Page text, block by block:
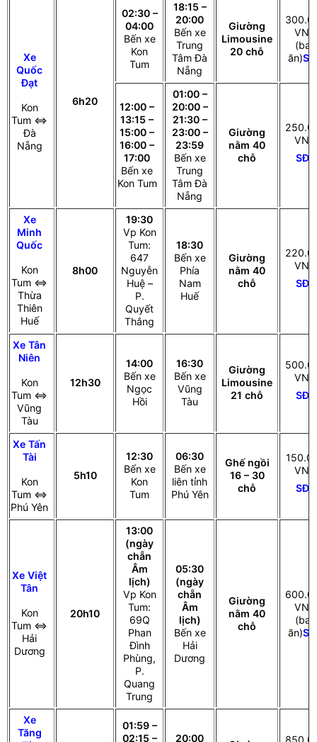
Xe
Quốc
Đạt
Kon
Tum ⇔
Đà
Nẵng
6h20
02:30 –
04:00
Bến xe
Kon
Tum
18:15 –
20:00
Bến xe
Trung
Tâm Đà
Nẵng
Giường
Limousine
20 chỗ
VNĐ
(bao
ăn)
12:00 –
13:15 –
15:00 –
16:00 –
17:00
Bến xe
Kon Tum
01:00 –
20:00 –
21:30 –
23:00 –
23:59
Bến xe
Trung
Tâm Đà
Nẵng
Giường
nằm 40
chỗ
VNĐ
SĐT
Xe
Minh
Quốc
Kon
Tum ⇔
Thừa
Thiên
Huế
8h00
19:30
Vp Kon
Tum:
647
Nguyễn
Huệ –
P.
Quyết
Thắng
18:30
Bến xe
Phía
Nam
Huế
Giường
nằm 40
chỗ
VNĐ
SĐT
Xe Tân
Niên
Kon
Tum ⇔
Vũng
Tàu
12h30
14:00
Bến xe
Ngọc
Hồi
16:30
Bến xe
Vũng
Tàu
Giường
Limousine
21 chỗ
VNĐ
SĐT
Xe Tấn
Tài
Kon
Tum ⇔
Phú Yên
5h10
12:30
Bến xe
Kon
Tum
06:30
Bến xe
liên tỉnh
Phú Yên
Ghế ngồi
16 – 30
chỗ
VNĐ
SĐT
Xe Việt
Tân
Kon
Tum ⇔
Hải
Dương
20h10
13:00
(ngày
chẵn
Âm
lịch)
Vp Kon
Tum:
69Q
Phan
Đình
Phùng,
P.
Quang
Trung
05:30
(ngày
chẵn
Âm
lịch)
Bến xe
Hải
Dương
Giường
nằm 40
chỗ
VNĐ
(bao
ăn)
Xe
Tăng
01:59 –
02:15 –
20:00